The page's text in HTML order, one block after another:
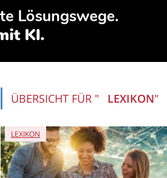
ÜBERSICHT FÜR " LEXIKON"
LEXIKON